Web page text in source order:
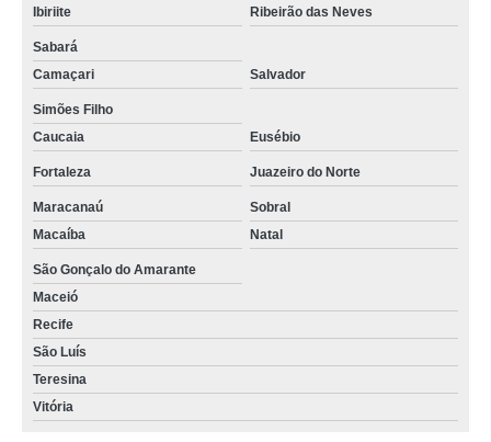
Ibiriite Ribeirão das Neves
Sabará
Camaçari
Salvador
Simões Filho
Caucaia
Eusébio
Fortaleza Juazeiro do Norte
Maracanaú
Sobral
Macaíba
Natal
São Gonçalo do Amarante
Maceió
Recife
São Luís
Teresina
Vitória